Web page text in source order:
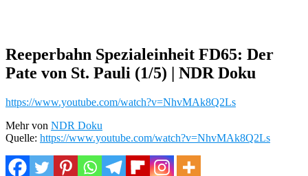
Reeperbahn Spezialeinheit FD65: Der
Pate von St. Pauli (1/5) | NDR Doku
https://www.youtube.com/watch?v=NhvMAk8Q2Ls
Mehr von NDR Doku
Quelle: https://www.youtube.com/watch?v=NhvMAk8Q2Ls